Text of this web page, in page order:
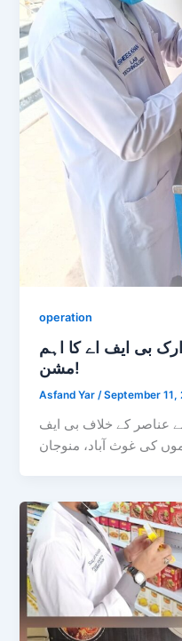
operation
بی ایف اے کا اہم
مشن!
Asfand Yar/September 11,
عناصر کے خلاف بی ایف
کی غوث آباد، منوجان